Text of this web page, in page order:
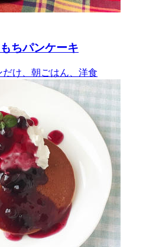
ちパンケーキ
け、朝ごはん、洋食